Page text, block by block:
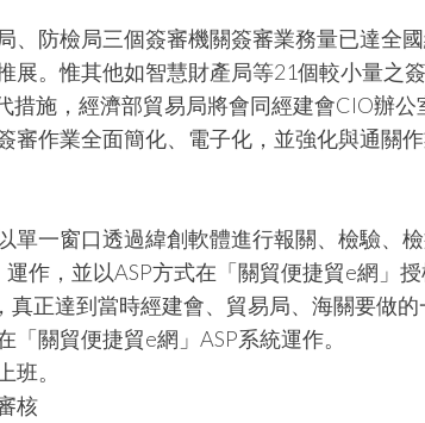
、防檢局三個簽審機關簽審業務量已達全
展。惟其他如智慧財產局等21個較小量之
措施，經濟部貿易局將會同經建會CIO辦
審作業全面簡化、電子化，並強化與通關
單一窗口透過緯創軟體進行報關、檢驗、
作，並以ASP方式在「關貿便捷貿e網」
正達到當時經建會、貿易局、海關要做
關貿便捷貿e網」ASP系統運作。
。
核